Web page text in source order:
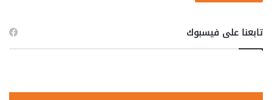
تابعنا على فيسبوك